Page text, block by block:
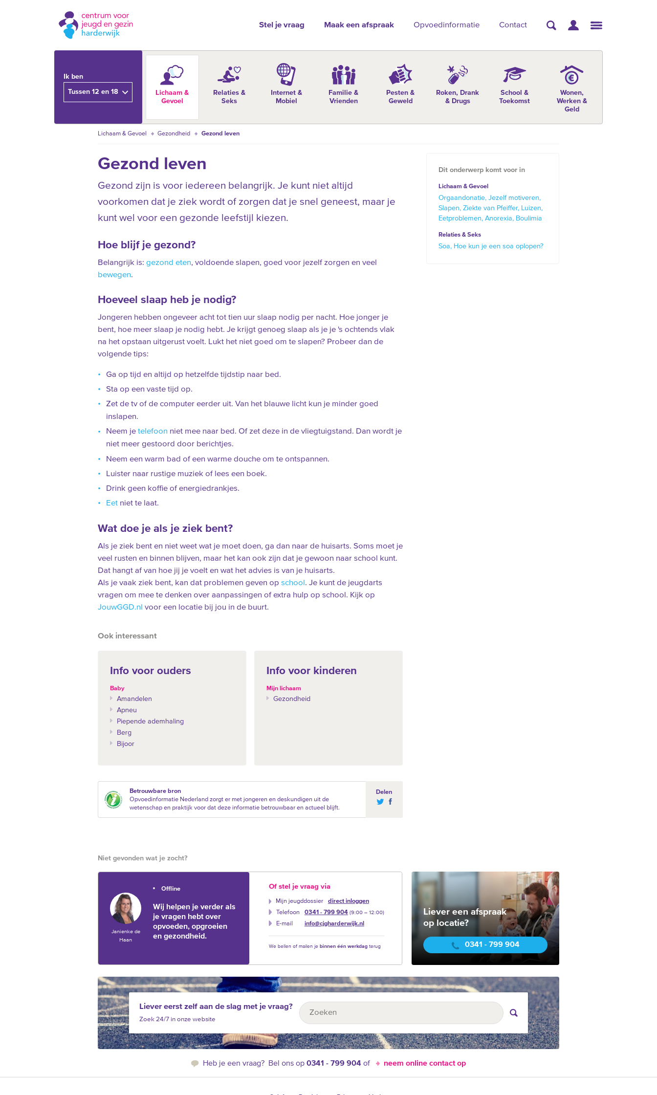
Stel je vraag Maak een afspraak Opvoedinformatie Contact
Ik ben
Tussen 12 en 18
Lichaam &
Gevoel
Relaties &
Seks
Internet &
Mobiel
Familie &
Vrienden
Pesten &
Geweld
Roken, Drank
& Drugs
School &
Toekomst
Wonen,
Werken &
Geld
Lichaam & Gevoel Gezondheid Gezond leven
Gezond leven
Gezond zijn is voor iedereen belangrijk. Je kunt niet altijd
voorkomen dat je ziek wordt of zorgen dat je snel geneest, maar je
kunt wel voor een gezonde leefstijl kiezen.
Hoe blijf je gezond?
Belangrijk is: gezond eten, voldoende slapen, goed voor jezelf zorgen en veel
bewegen.
Hoeveel slaap heb je nodig?
Jongeren hebben ongeveer acht tot tien uur slaap nodig per nacht. Hoe jonger je
bent, hoe meer slaap je nodig hebt. Je krijgt genoeg slaap als je je 's ochtends vlak
na het opstaan uitgerust voelt. Lukt het niet goed om te slapen? Probeer dan de
volgende tips:
Ga op tijd en altijd op hetzelfde tijdstip naar bed.
Sta op een vaste tijd op.
Zet de tv of de computer eerder uit. Van het blauwe licht kun je minder goed
inslapen.
Neem je telefoon niet mee naar bed. Of zet deze in de vliegtuigstand. Dan wordt je
niet meer gestoord door berichtjes.
Neem een warm bad of een warme douche om te ontspannen.
Luister naar rustige muziek of lees een boek.
Drink geen koffie of energiedrankjes.
Eetniet te laat.
Wat doe je als je ziek bent?
Als je ziek bent en niet weet wat je moet doen, ga dan naar de huisarts. Soms moet je
veel rusten en binnen blijven, maar het kan ook zijn dat je gewoon naar school kunt.
Dat hangt af van hoe jij je voelt en wat het advies is van je huisarts.
Als je vaak ziek bent, kan dat problemen geven op school . Je kunt de jeugdarts
vragen om mee te denken over aanpassingen of extra hulp op school. Kijk op
JouwGGD.nl voor een locatie bij jou in de buurt.
Ook interessant
Info voor ouders
Baby
Amandelen
Apneu
Piepende ademhaling
Berg
Bijoor
Info voor kinderen
Mijn lichaam
Gezondheid
Betrouwbare bron
Opvoedinformatie Nederland zorgt er met jongeren en deskundigen uit de
wetenschap en praktijk voor dat deze informatie betrouwbaar en actueel blijft.
Delen
Dit onderwerp komt voor in
Lichaam & Gevoel
Orgaandonatie Jezelf motiveren
Slapen Ziekte van Pfeiffer
Luizen
Eetproblemen Anorexia Boulimia
Relaties & Seks
Soa Hoe kun je een soa oplopen?
Niet gevonden wat je zocht?
Janienke de
Haan
Offline
Wij helpen je verder als
je vragen hebt over
opvoeden, opgroeien
en gezondheid.
Of stel je vraag via
Mijn jeugddossier
direct inloggen
Telefoon
0341 - 799 904 (9:00 –‍ 12:00)
E-mail info@cjgharderwijk.nl
We bellen of mailen je binnen één werkdagterug
Liever een afspraak
op locatie?
0341 - 799 904
Liever eerst zelf aan de slag met je vraag?
Zoek 24/7 in onze website
Heb je een vraag? Bel ons op 0341 - 799 904 of neem online contact op